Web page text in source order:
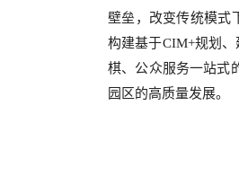
壁垒，改变传统模式
构建基于CIM+规划
棋、公众服务一站式
园区的高质量发展。